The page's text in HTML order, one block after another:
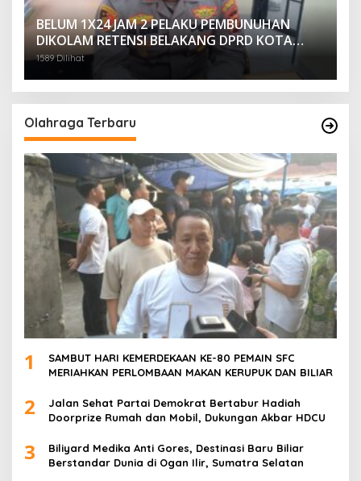
BELUM 1X24 JAM 2 PELAKU PEMBUNUHAN
DIKOLAM RETENSI BELAKANG DPRD KOTA
PALEMBANG TELAH DIRINGKUS ANGGOTA
1589 Dilihat
Olahraga Terbaru
1
SAMBUT HARI KEMERDEKAAN KE-80 PEMAIN SFC
MERIAHKAN PERLOMBAAN MAKAN KERUPUK DAN BILIAR
2
Jalan Sehat Partai Demokrat Bertabur Hadiah
Doorprize Rumah dan Mobil, Dukungan Akbar HDCU
3
Biliyard Medika Anti Gores, Destinasi Baru Biliar
Berstandar Dunia di Ogan Ilir, Sumatra Selatan